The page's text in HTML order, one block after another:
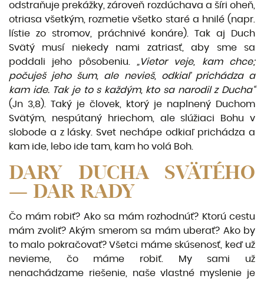
odstraňuje prekážky, zároveň rozdúchava a šíri oheň,
otriasa všetkým, rozmetie všetko staré a hnilé (napr.
lístie zo stromov, práchnivé konáre). Tak aj Duch
Svätý musí niekedy nami zatriasť, aby sme sa
poddali jeho pôsobeniu. „Vietor veje, kam chce;
počuješ jeho šum, ale nevieš, odkiaľ prichádza a
kam ide. Tak je to s každým, kto sa narodil z Du­cha“
(Jn 3,8). Taký je človek, ktorý je naplnený Duchom
Svätým, nespútaný hriechom, ale slúžiaci Bohu v
slobode a z lásky. Svet nechápe odkiaľ prichádza a
kam ide, lebo ide tam, kam ho volá Boh.
DARY DUCHA SVÄTÉHO
— DAR RADY
Čo mám robiť? Ako sa mám rozhodnúť? Ktorú cestu
mám zvoliť? Akým smerom sa mám uberať? Ako by
to malo pokračovať? Všetci máme skúsenosť, keď už
nevie­me, čo máme robiť. My sami už
nenachádzame riešenie, naše vlastné myslenie je